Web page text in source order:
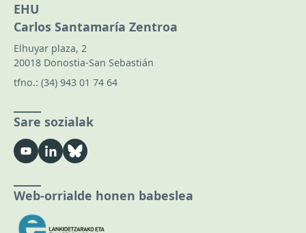
EHU
Carlos Santamaría Zentroa
Elhuyar plaza, 2
20018 Donostia-San Sebastián
tfno.: (34) 943 01 74 64
Sare sozialak
Web-orrialde honen babeslea